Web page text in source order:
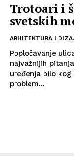
Trotoari i
svetskih
ARHITEKTURA I
Popločavanje
najvažnijih
uređenja bilo
problem...